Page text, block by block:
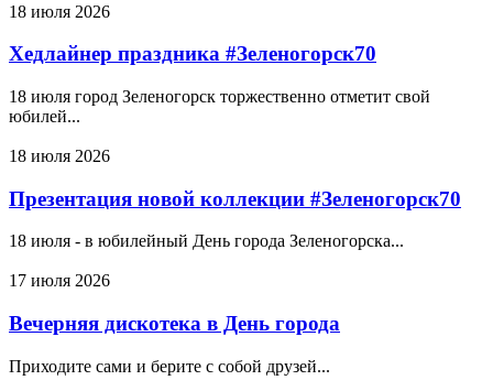
18 июля 2026
Хедлайнер праздника #Зеленогорск70
18 июля город Зеленогорск торжественно отметит свой
юбилей...
18 июля 2026
Презентация новой коллекции #Зеленогорск70
18 июля - в юбилейный День города Зеленогорска...
17 июля 2026
Вечерняя дискотека в День города
Приходите сами и берите с собой друзей...